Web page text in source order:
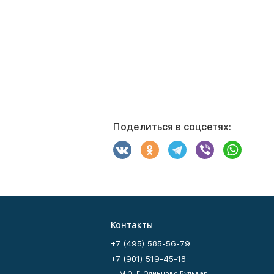
Поделиться в соцсетях:
Контакты
+7 (495) 585-56-79
+7 (901) 519-45-18